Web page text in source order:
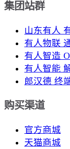
集团站群
山东有人
有人物联
有人智造
有人智能
郎汉德 终
购买渠道
官方商城
天猫商城